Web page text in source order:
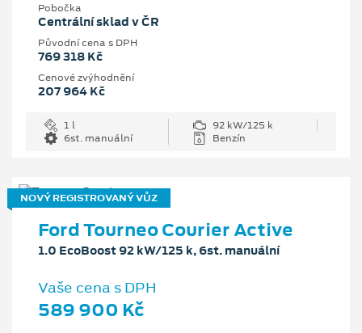
Pobočka
Centrální sklad v ČR
Původní cena s DPH
769 318 Kč
Cenové zvýhodnění
207 964 Kč
1 l
92 kW/125 k
6st. manuální
Benzín
NOVÝ REGISTROVANÝ VŮZ
Ford Tourneo Courier Active
1.0 EcoBoost 92 kW/125 k, 6st. manuální
Vaše cena s DPH
589 900 Kč